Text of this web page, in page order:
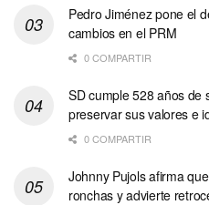
Pedro Jiménez pone el
cambios en el PRM
0 COMPARTIR
SD cumple 528 años de
preservar sus valores e
0 COMPARTIR
Johnny Pujols afirma
ronchas y advierte